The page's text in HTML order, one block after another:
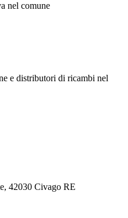
nel comune
e distributori di ricambi nel
42030 Civago RE